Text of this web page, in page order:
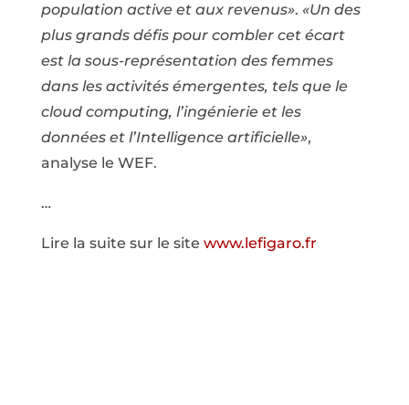
population active et aux revenus». «Un des
plus grands défis pour combler cet écart
est la sous-représentation des femmes
dans les activités émergentes, tels que le
cloud computing, l’ingénierie et les
données et l’Intelligence artificielle»,
analyse le WEF.
…
Lire la suite sur le site www.lefigaro.fr